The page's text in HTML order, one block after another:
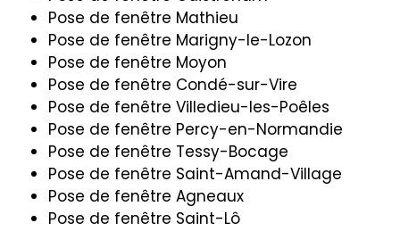
Pose de fenêtre Mathieu
Pose de fenêtre Marigny-le-Lozon
Pose de fenêtre Moyon
Pose de fenêtre Condé-sur-Vire
Pose de fenêtre Villedieu-les-Poêles
Pose de fenêtre Percy-en-Normandie
Pose de fenêtre Tessy-Bocage
Pose de fenêtre Saint-Amand-Village
Pose de fenêtre Agneaux
Pose de fenêtre Saint-Lô